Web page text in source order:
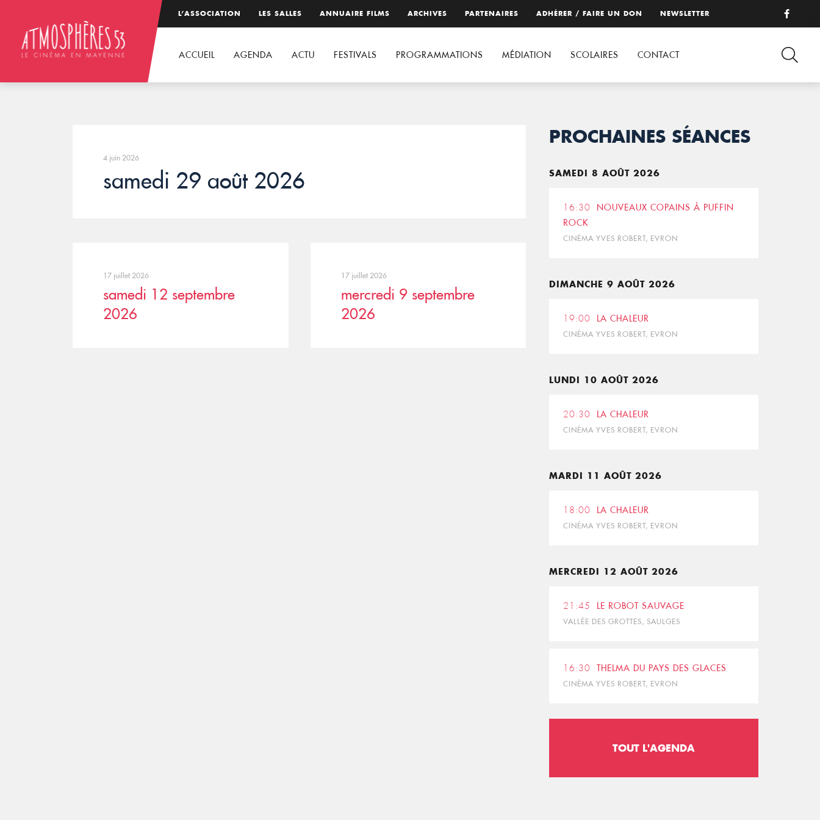
L’ASSOCIATION LES SALLES ANNUAIRE FILMS ARCHIVES PARTENAIRES ADHÉRER / FAIRE UN DON NEWSLETTER
ACCUEIL AGENDA ACTU FESTIVALS PROGRAMMATIONS MÉDIATION SCOLAIRES CONTACT
4 juin 2026
samedi 29 août 2026
17 juillet 2026
samedi 12 septembre
2026
17 juillet 2026
mercredi 9 septembre
2026
PROCHAINES SÉANCES
SAMEDI 8 AOÛT 2026
16:30
NOUVEAUX COPAINS À PUFFIN
ROCK
CINÉMA YVES ROBERT, EVRON
DIMANCHE 9 AOÛT 2026
19:00 LA CHALEUR
CINÉMA YVES ROBERT, EVRON
LUNDI 10 AOÛT 2026
20:30 LA CHALEUR
CINÉMA YVES ROBERT, EVRON
MARDI 11 AOÛT 2026
18:00 LA CHALEUR
CINÉMA YVES ROBERT, EVRON
MERCREDI 12 AOÛT 2026
21:45 LE ROBOT SAUVAGE
VALLÉE DES GROTTES, SAULGES
16:30 THELMA DU PAYS DES GLACES
CINÉMA YVES ROBERT, EVRON
TOUT L'AGENDA